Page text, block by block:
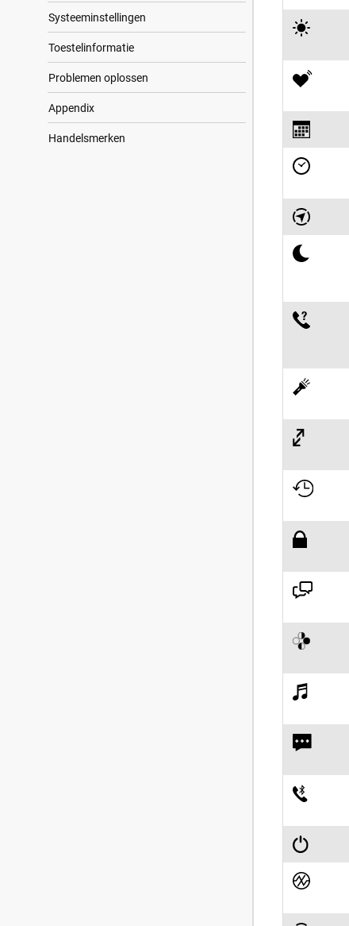
Systeeminstellingen
Toestelinformatie
Problemen oplossen
Appendix
Handelsmerken